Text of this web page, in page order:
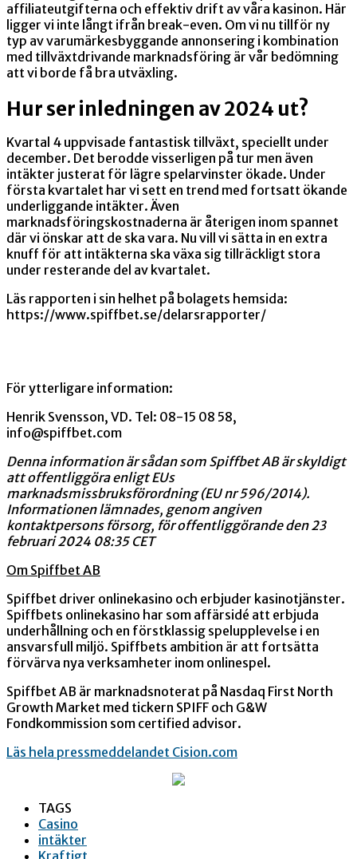
affiliateutgifterna och effektiv drift av våra kasinon. Här
ligger vi inte långt ifrån break-even. Om vi nu tillför ny
typ av varumärkesbyggande annonsering i kombination
med tillväxtdrivande marknadsföring är vår bedömning
att vi borde få bra utväxling.
Hur ser inledningen av 2024 ut?
Kvartal 4 uppvisade fantastisk tillväxt, speciellt under
december. Det berodde visserligen på tur men även
intäkter justerat för lägre spelarvinster ökade. Under
första kvartalet har vi sett en trend med fortsatt ökande
underliggande intäkter. Även
marknadsföringskostnaderna är återigen inom spannet
där vi önskar att de ska vara. Nu vill vi sätta in en extra
knuff för att intäkterna ska växa sig tillräckligt stora
under resterande del av kvartalet.
Läs rapporten i sin helhet på bolagets hemsida:
https://www.spiffbet.se/delarsrapporter/
För ytterligare information:
Henrik Svensson, VD. Tel: 08-15 08 58,
info@spiffbet.com
Denna information är sådan som Spiffbet AB är skyldigt
att offentliggöra enligt EUs
marknadsmissbruksförordning (EU nr 596/2014).
Informationen lämnades, genom angiven
kontaktpersons försorg, för offentliggörande den 23
februari 2024 08:35 CET
Om Spiffbet AB
Spiffbet driver onlinekasino och erbjuder kasinotjänster.
Spiffbets onlinekasino har som affärsidé att erbjuda
underhållning och en förstklassig spelupplevelse i en
ansvarsfull miljö. Spiffbets ambition är att fortsätta
förvärva nya verksamheter inom onlinespel.
Spiffbet AB är marknadsnoterat på Nasdaq First North
Growth Market med tickern SPIFF och G&W
Fondkommission som certified advisor.
Läs hela pressmeddelandet Cision.com
TAGS
Casino
intäkter
Kraftigt